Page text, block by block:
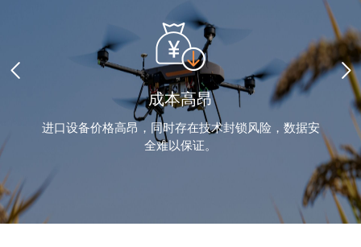
成本高昂
进口设备价格高昂，同时存在技术封锁风险，数据安
全难以保证。